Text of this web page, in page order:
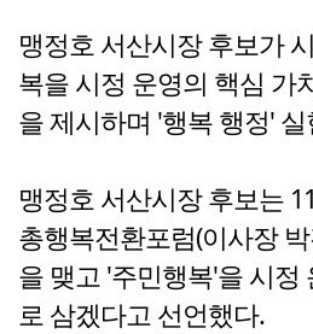
맹정호 서산시장 후보가
복을 시정 운영의 핵심 가
을 제시하며 '행복 행정'
맹정호 서산시장 후보는
총행복전환포럼(이사장
을 맺고 '주민행복'을 시정
로 삼겠다고 선언했다.